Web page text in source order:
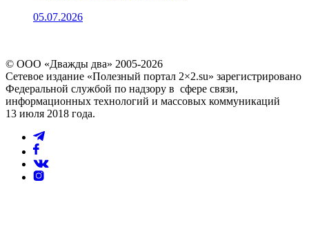
05.07.2026
© ООО «Дважды два» 2005-2026
Сетевое издание «Полезный портал 2×2.su» зарегистрировано
Федеральной службой по надзору в сфере связи,
информационных технологий и массовых коммуникаций
13 июля 2018 года.